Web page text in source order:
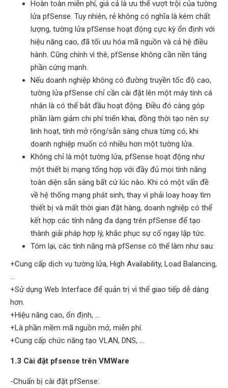
Hoàn toàn miễn phí, giá cả là ưu thế vượt trội của tường
lửa pfSense. Tuy nhiên, rẻ không có nghĩa là kém chất
lượng, tường lửa pfSense hoạt động cực kỳ ổn định với
hiệu năng cao, đã tối ưu hóa mã nguồn và cả hệ điều
hành. Cũng chính vì thê, pfSense không cần nền tảng
phần cứng mạnh.
Nếu doanh nghiệp không có đường truyền tốc độ cao,
tường lửa pfSense chỉ cần cài đặt lên một máy tính cá
nhân là có thể bắt đầu hoạt động. Điều đó càng góp
phần làm giảm chi phí triển khai, đồng thời tạo nên sự
linh hoạt, tính mở rộng/sẵn sàng chưa từng có, khi
doanh nghiệp muốn có nhiều hơn một tường lửa.
Không chỉ là một tường lửa, pfSense hoạt động như
một thiết bị mạng tổng hợp với đầy đủ mọi tính năng
toàn diện sẵn sàng bất cứ lúc nào. Khi có một vấn đề
về hệ thống mạng phát sinh, thay vì phải loay hoay tìm
thiết bị và mất thời gian đặt hàng, doanh nghiệp có thể
kết hợp các tính năng đa dạng trên pfSense để tạo
thành giải pháp hợp lý, khắc phục sự cố ngay lập tức.
Tóm lại, các tính năng mà pfSense có thể làm như sau:
+Cung cấp dịch vụ tường lửa, High Availability, Load Balancing,
...
+Sử dụng Web Interface để quản trị vì thể giao tiếp dễ dàng
hơn.
+Hiệu năng cao, ổn định, ...
+Là phần mềm mã nguồn mở, miễn phí.
+Cung cấp chức năng tạo VLAN, DNS, ...
1.3 Cài đặt pfsense trên VMWare
-Chuẩn bị cài đặt pfSense: